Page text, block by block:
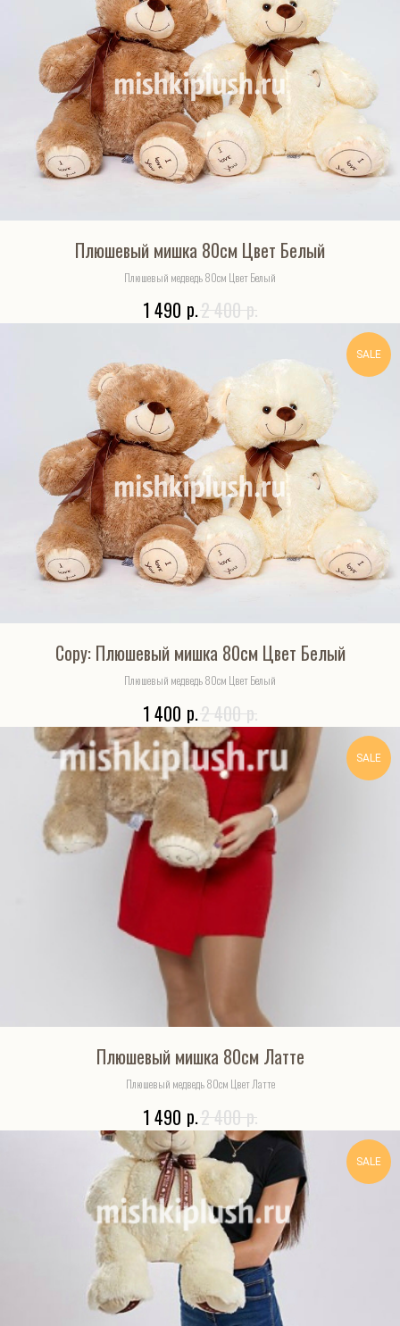
Плюшевый мишка 80см Цвет Белый
Плюшевый медведь 80см Цвет Белый
1 490 р.2 400 р.
SALE
Copy: Плюшевый мишка 80см Цвет Белый
Плюшевый медведь 80см Цвет Белый
1 400 р.2 400 р.
SALE
Плюшевый мишка 80см Латте
Плюшевый медведь 80см Цвет Латте
1 490 р.2 400 р.
SALE